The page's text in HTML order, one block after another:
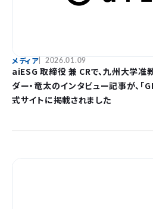
メディア 2026.01.09
aiESG 取締役 兼 CRで、九州大学准
ダー・竜太のインタビュー記事が、「
式サイトに掲載されました